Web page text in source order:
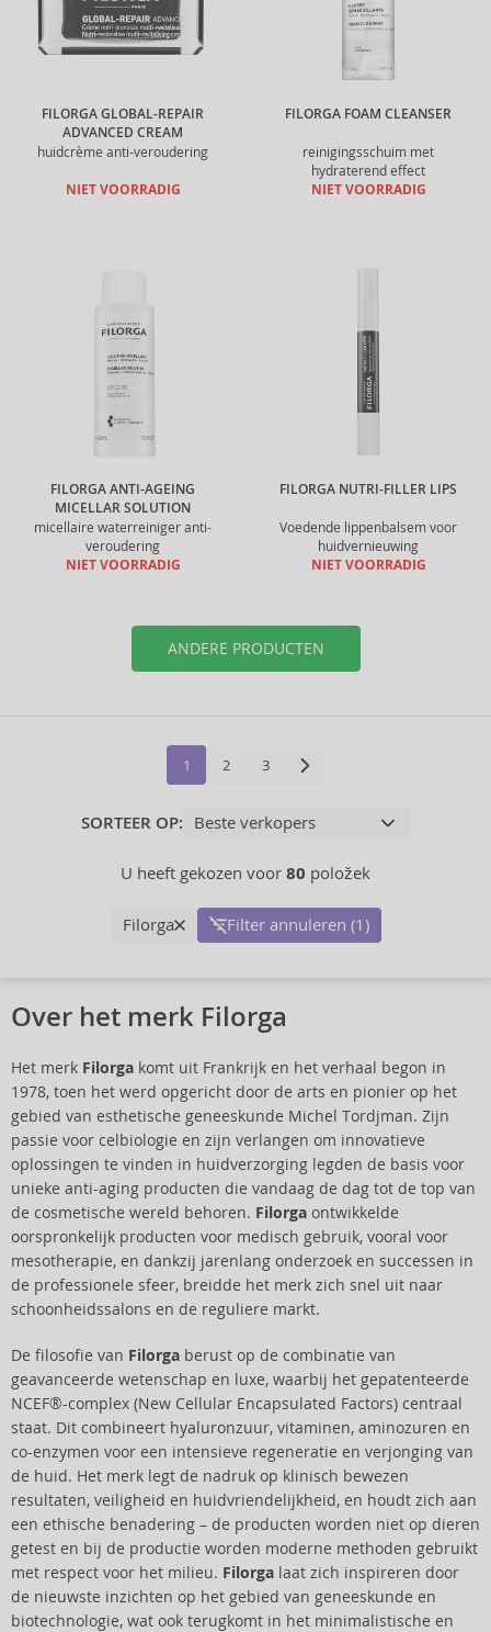
FILORGA GLOBAL-REPAIR
ADVANCED CREAM
huidcrème anti-veroudering
NIET VOORRADIG
FILORGA FOAM CLEANSER
reinigingsschuim met
hydraterend effect
NIET VOORRADIG
FILORGA ANTI-AGEING
MICELLAR SOLUTION
micellaire waterreiniger anti-
veroudering
NIET VOORRADIG
FILORGA NUTRI-FILLER LIPS
Voedende lippenbalsem voor
huidvernieuwing
NIET VOORRADIG
ANDERE PRODUCTEN
1 2 3
SORTEER OP:
U heeft gekozen voor 80 položek
Filorga Filter annuleren (1)
Over het merk Filorga
Het merk Filorga komt uit Frankrijk en het verhaal begon in
1978, toen het werd opgericht door de arts en pionier op het
gebied van esthetische geneeskunde Michel Tordjman. Zijn
passie voor celbiologie en zijn verlangen om innovatieve
oplossingen te vinden in huidverzorging legden de basis voor
unieke anti-aging producten die vandaag de dag tot de top van
de cosmetische wereld behoren. Filorga ontwikkelde
oorspronkelijk producten voor medisch gebruik, vooral voor
mesotherapie, en dankzij jarenlang onderzoek en successen in
de professionele sfeer, breidde het merk zich snel uit naar
schoonheidssalons en de reguliere markt.
De filosofie van Filorga berust op de combinatie van
geavanceerde wetenschap en luxe, waarbij het gepatenteerde
NCEF®-complex (New Cellular Encapsulated Factors) centraal
staat. Dit combineert hyaluronzuur, vitaminen, aminozuren en
co-enzymen voor een intensieve regeneratie en verjonging van
de huid. Het merk legt de nadruk op klinisch bewezen
resultaten, veiligheid en huidvriendelijkheid, en houdt zich aan
een ethische benadering – de producten worden niet op dieren
getest en bij de productie worden moderne methoden gebruikt
met respect voor het milieu. Filorga laat zich inspireren door
de nieuwste inzichten op het gebied van geneeskunde en
biotechnologie, wat ook terugkomt in het minimalistische en